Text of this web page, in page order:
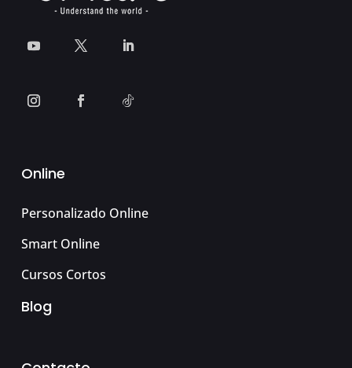
Online
Personalizado Online
Smart Online
Cursos Cortos
Blog